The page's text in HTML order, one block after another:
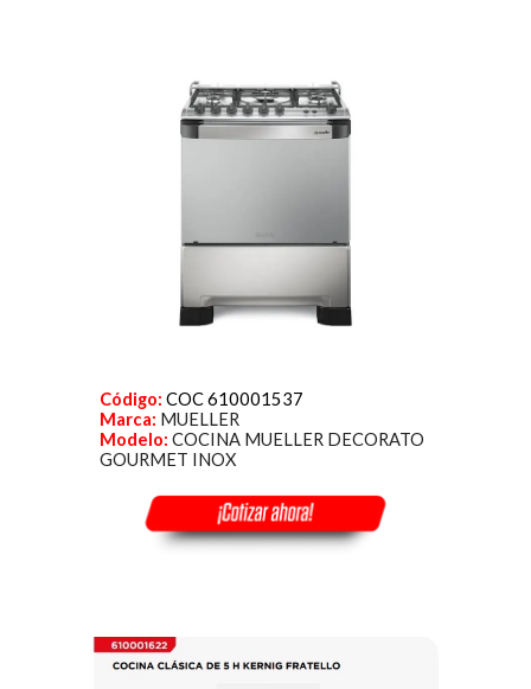
Código: COC 610001537
Marca: MUELLER
Modelo:COCINA MUELLER DECORATO
GOURMET INOX